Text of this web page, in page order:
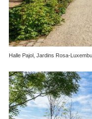
Halle Pajol, Jardins Rosa-